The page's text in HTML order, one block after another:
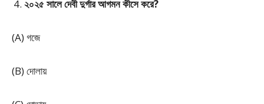
২০২৫ সালে দেবী দুর্গার আগমন কীসে করে?
(A) গজে
(B) দোলায়